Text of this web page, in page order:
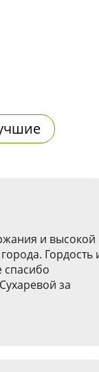
и высокой
Гордость
спасибо
за